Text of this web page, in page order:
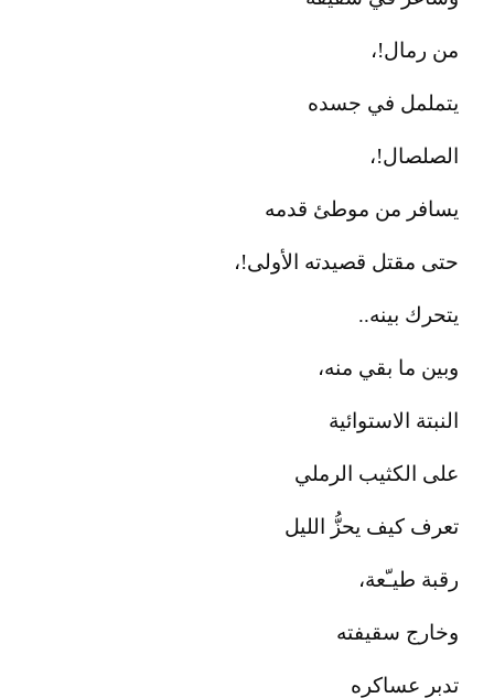
من رمال!،
يتململ في جسده
الصلصال!،
يسافر من موطئ قدمه
حتى مقتل قصيدته الأولى!،
يتحرك بينه..
وبين ما بقي منه،
النبتة الاستوائية
على الكثيب الرملي
تعرف كيف يحزُّ الليل
رقبة طيـّعة،
وخارج سقيفته
تدبر عساكره